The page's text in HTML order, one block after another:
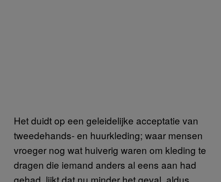
Het duidt op een geleidelijke acceptatie van
tweedehands- en huurkleding; waar mensen
vroeger nog wat huiverig waren om kleding te
dragen die iemand anders al eens aan had
gehad, lijkt dat nu minder het geval, aldus